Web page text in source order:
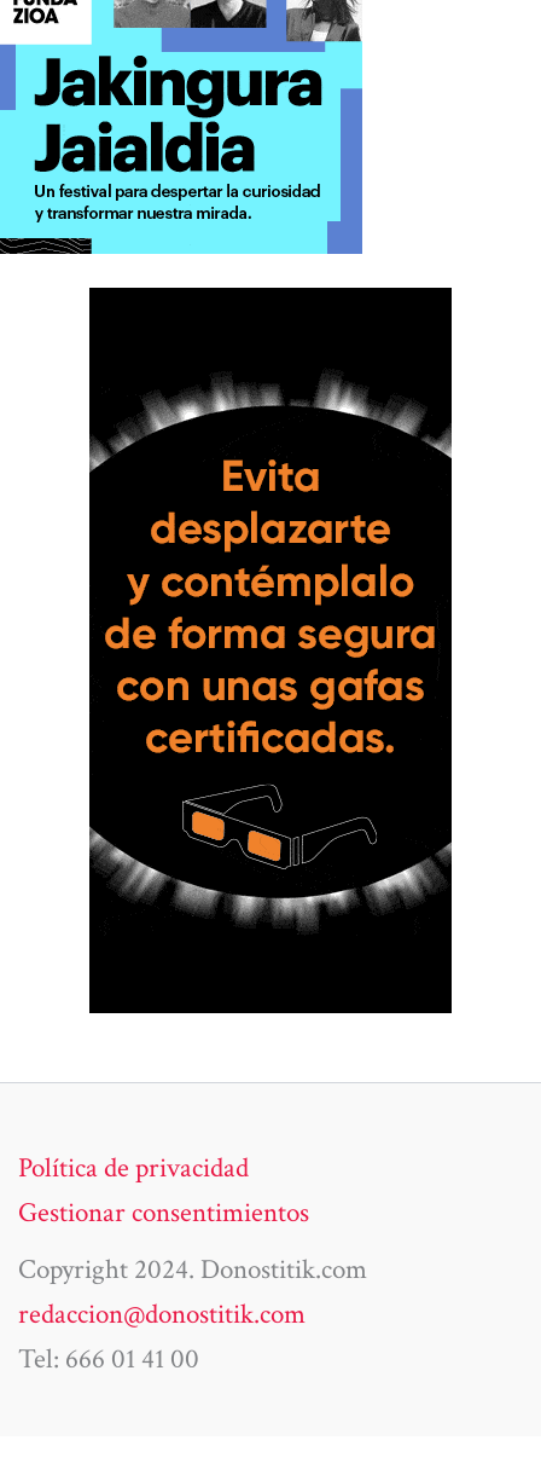
Política de privacidad
Gestionar consentimientos
Copyright 2024. Donostitik.com
redaccion@donostitik.com
Tel: 666 01 41 00